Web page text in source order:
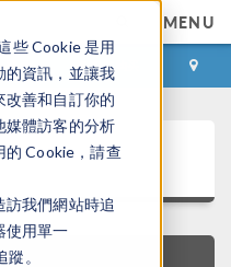
些 Cookie 是用
的資訊，並讓我
改善和自訂你的
媒體訪客的分析
的 Cookie，請查
我們網站時追
使用單一
。
MENU
登录 咨询与购买